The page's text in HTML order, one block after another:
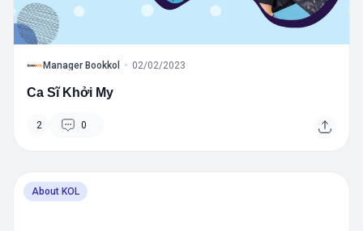
B Manager Bookkol · 02/02/2023
Ca Sĩ Khởi My
2 0
About KOL